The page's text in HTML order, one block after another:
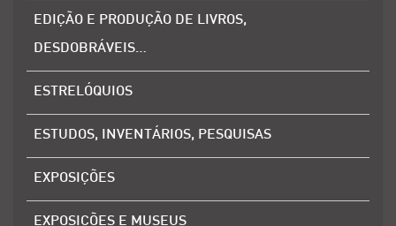
EDIÇÃO E PRODUÇÃO DE LIVROS,
DESDOBRÁVEIS…
ESTRELÓQUIOS
ESTUDOS, INVENTÁRIOS, PESQUISAS
EXPOSIÇÕES
EXPOSIÇÕES E MUSEUS